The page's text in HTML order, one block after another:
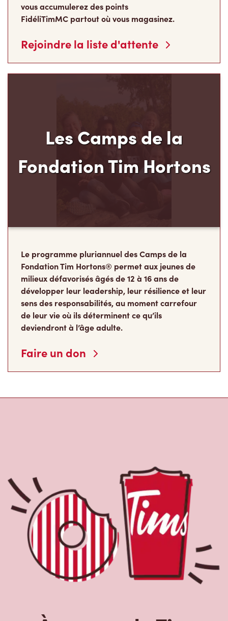
vous accumulerez des points
FidéliTimMC partout où vous magasinez.
Rejoindre la liste d'attente
Les Camps de la
Fondation Tim Hortons
Le programme pluriannuel des Camps de la
Fondation Tim Hortons® permet aux jeunes de
milieux défavorisés âgés de 12 à 16 ans de
développer leur leadership, leur résilience et leur
sens des responsabilités, au moment carrefour
de leur vie où ils déterminent ce qu’ils
deviendront à l’âge adulte.
Faire un don